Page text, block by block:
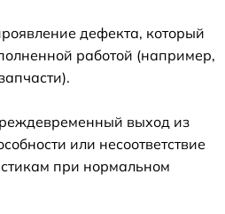
дефекта, который
работой (например,
выход из
или несоответствие
при нормальном